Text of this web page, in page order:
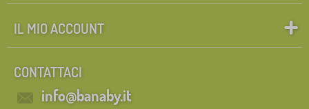
IL MIO ACCOUNT
CONTATTACI
info@banaby.it